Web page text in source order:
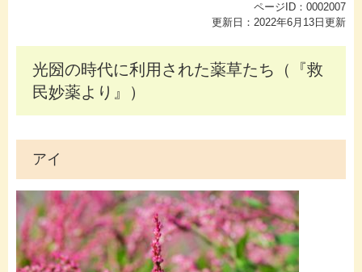
ページID：0002007
更新日：2022年6月13日更新
光圀の時代に利用された薬草たち（『救
民妙薬より』）
アイ